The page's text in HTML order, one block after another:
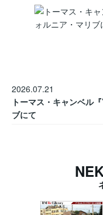
2026.07.21
トーマス・キャンベル
ブにて